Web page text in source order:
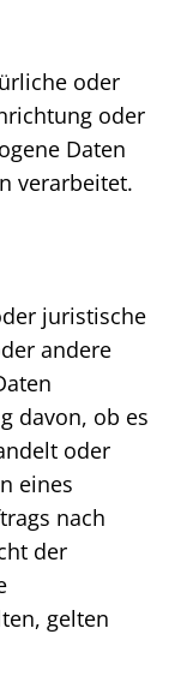
oder
oder
Daten
verarbeitet.
juristische
andere
davon, ob es
oder
eines
nach
der
gelten